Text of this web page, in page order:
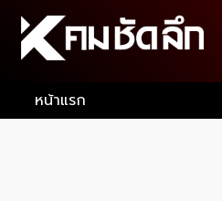
หน้าแรก